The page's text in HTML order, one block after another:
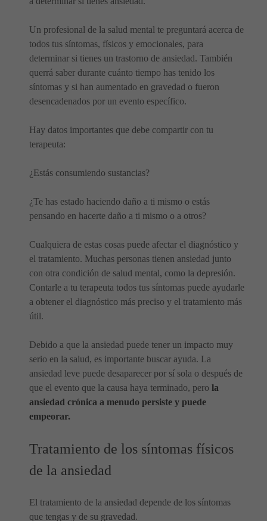
Un profesional de la salud mental te preguntará acerca de
todos tus síntomas, físicos y emocionales, para
determinar si tienes un trastorno de ansiedad. También
querrá saber durante cuánto tiempo has tenido los
síntomas y si han aumentado en gravedad o fueron
desencadenados por un evento específico.
Hay datos importantes que debe compartir con tu
terapeuta:
¿Estás consumiendo sustancias?
¿Te has estado haciendo daño a ti mismo o estás
pensando en hacerte daño a ti mismo o a otros?
Cualquiera de estas cosas puede afectar el diagnóstico y
el tratamiento. Muchas personas tienen ansiedad junto
con otra condición de salud mental, como la depresión.
Contarle a tu terapeuta todos tus síntomas puede ayudarle
a obtener el diagnóstico más preciso y el tratamiento más
útil.
Debido a que la ansiedad puede tener un impacto muy
serio en la salud, es importante buscar ayuda. La
ansiedad leve puede desaparecer por sí sola o después de
que el evento que la causa haya terminado, pero la
ansiedad crónica a menudo persiste y puede
empeorar.
Tratamiento de los síntomas físicos
de la ansiedad
El tratamiento de la ansiedad depende de los síntomas
que tengas y de su gravedad.